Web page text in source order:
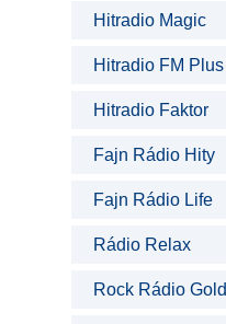
Hitradio Magic
Hitradio FM Plus
Hitradio Faktor
Fajn Rádio Hity
Fajn Rádio Life
Rádio Relax
Rock Rádio Gold